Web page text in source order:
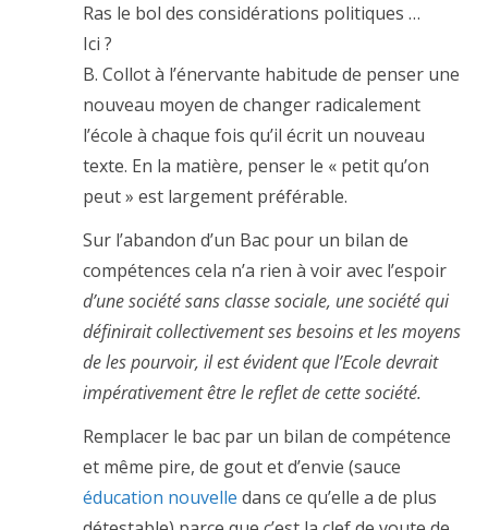
Ras le bol des considérations politiques …
Ici ?
B. Collot à l’énervante habitude de penser une
nouveau moyen de changer radicalement
l’école à chaque fois qu’il écrit un nouveau
texte. En la matière, penser le « petit qu’on
peut » est largement préférable.
Sur l’abandon d’un Bac pour un bilan de
compétences cela n’a rien à voir avec l’espoir
d’une société sans classe sociale, une société qui
définirait collectivement ses besoins et les moyens
de les pourvoir, il est évident que l’Ecole devrait
impérativement être le reflet de cette société.
Remplacer le bac par un bilan de compétence
et même pire, de gout et d’envie (sauce
éducation nouvelle dans ce qu’elle a de plus